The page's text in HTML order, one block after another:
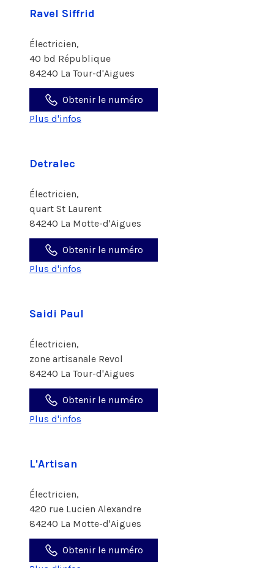
Ravel Siffrid
Électricien,
40 bd République
84240 La Tour-d'Aigues
Obtenir le numéro
Plus d'infos
Detralec
Électricien,
quart St Laurent
84240 La Motte-d'Aigues
Obtenir le numéro
Plus d'infos
Saidi Paul
Électricien,
zone artisanale Revol
84240 La Tour-d'Aigues
Obtenir le numéro
Plus d'infos
L'Artisan
Électricien,
420 rue Lucien Alexandre
84240 La Motte-d'Aigues
Obtenir le numéro